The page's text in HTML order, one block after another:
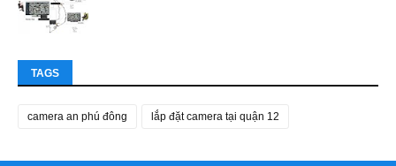
TAGS
camera an phú đông lắp đặt camera tại quận 12